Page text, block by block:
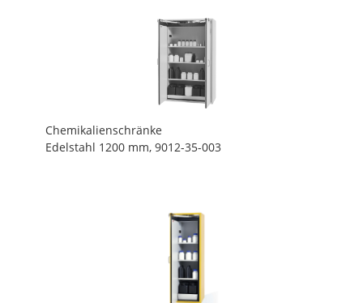
Chemikalienschränke
Edelstahl 1200 mm, 9012-35-003